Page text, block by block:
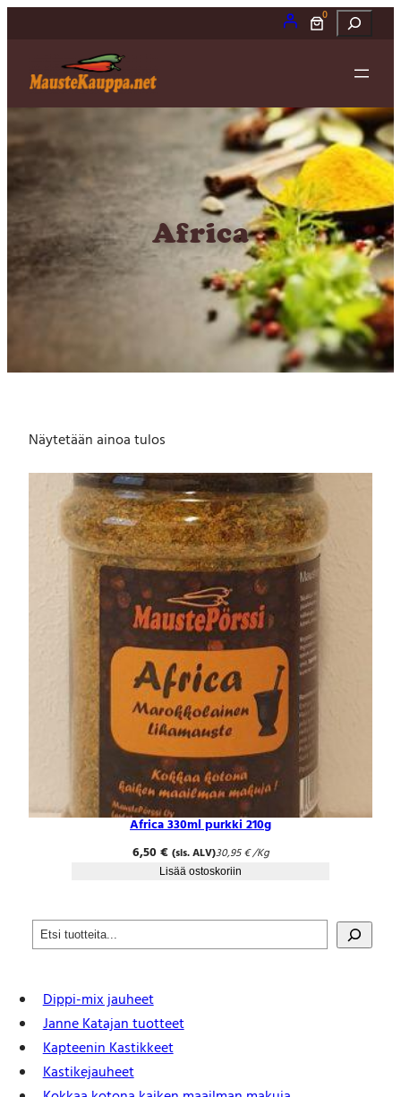
0 Etsi
Africa
e
Dippi-mix jauheet
Janne Katajan tuotteet
Kapteenin Kastikkeet
Kastike­jauheet
Näytetään ainoa tulos
Africa 330ml purkki 210g
6,50€ (sis. ALV)30,95€/Kg
Lisää ostoskoriin